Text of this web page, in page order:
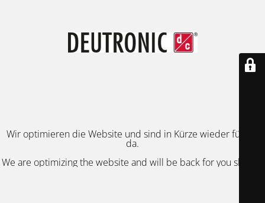
Wir optimieren die Website und sind in Kürze wieder für Sie
da.
We are optimizing the website and will be back for you shortly.